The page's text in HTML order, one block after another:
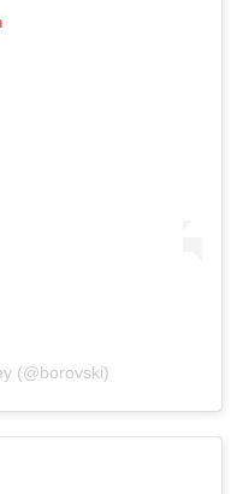
(@borovski)